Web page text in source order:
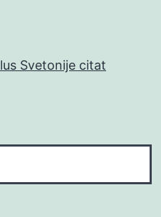
Svetonije citat